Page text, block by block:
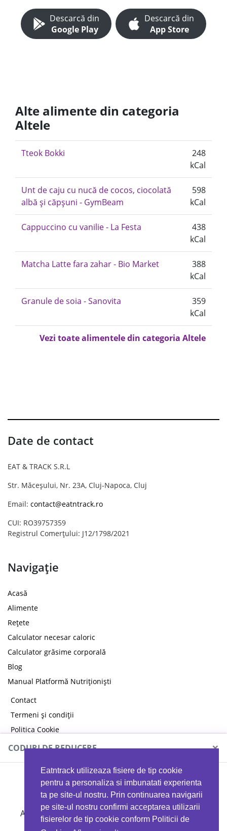
Eatntrack utilizeaza fisiere de tip cookie
pentru a personaliza si imbunatati experienta
ta pe site-ul nostru. Prin continuarea navigarii
pe site-ul nostru confirmi acceptarea utilizarii
fisierelor de tip cookie conform Politicii de
Descarcă din
Google Play
Descarcă din
App Store
Alte alimente din categoria
Altele
Tteok Bokki
248
kCal
Unt de caju cu nucă de cocos, ciocolată
albă și căpșuni - GymBeam
598
kCal
Cappuccino cu vanilie - La Festa
438
kCal
Matcha Latte fara zahar - Bio Market
388
kCal
Granule de soia - Sanovita
359
kCal
Vezi toate alimentele din categoria Altele
Date de contact
EAT & TRACK S.R.L
Str. Măceșului, Nr. 23A, Cluj-Napoca, Cluj
Email: contact@eatntrack.ro
CUI: RO39757359
Registrul Comerțului: J12/1798/2021
Navigație
Acasă
Alimente
Rețete
Calculator necesar caloric
Calculator grăsime corporală
Blog
Manual Platformă Nutriționiști
Contact
Termeni și condiții
Politica Cookie
Politica de confidențialitate
CODURI DE REDUCERE ×
MYPROTEIN
Ai 40%reducere la orice comandă folosind codul
EATTRACK